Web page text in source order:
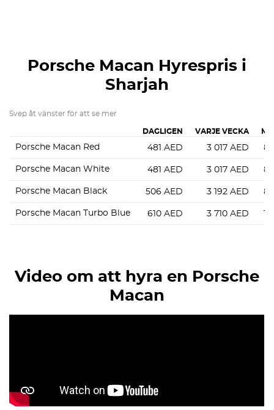
Porsche Macan Hyrespris i
Sharjah
Svep åt vänster för att se mer
DAGLIGEN VARJE VECKA
Porsche Macan Red 481 AED 3 017 AED 8
Porsche Macan White 481 AED 3 017 AED 8
Porsche Macan Black 506 AED 3 192 AED 8
Porsche Macan Turbo Blue 610 AED 3 710 AED
Video om att hyra en Porsche
Macan